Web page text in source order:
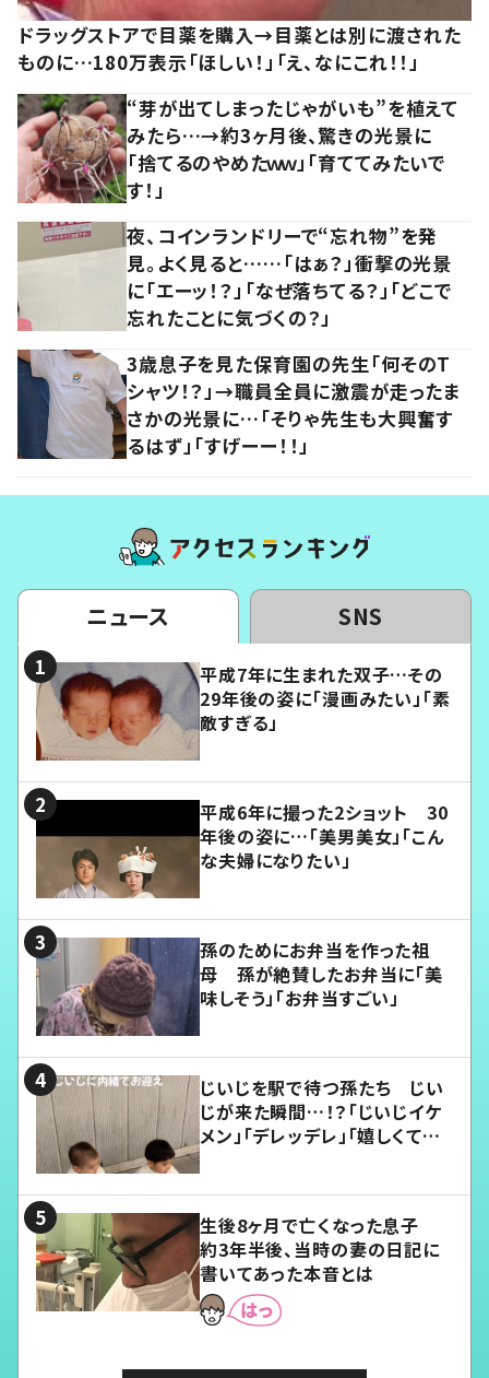
ドラッグストアで目薬を購入→目薬とは別に渡された
ものに…180万表示「ほしい！」「え、なにこれ！！」
“芽が出てしまったじゃがいも”を植えて
みたら…→約3ヶ月後、驚きの光景に
「捨てるのやめたｗｗ」「育ててみたいで
す！」
夜、コインランドリーで“忘れ物”を発
見。よく見ると……「はぁ？」衝撃の光景
に「エーッ！？」「なぜ落ちてる？」「どこで
忘れたことに気づくの？」
3歳息子を見た保育園の先生「何そのT
シャツ！？」→職員全員に激震が走ったま
さかの光景に…「そりゃ先生も大興奮す
るはず」「すげーー！！」
ニュース SNS
平成7年に生まれた双子…その
29年後の姿に「漫画みたい」「素
敵すぎる」
平成6年に撮った2ショット 30
年後の姿に…「美男美女」「こん
な夫婦になりたい」
孫のためにお弁当を作った祖
母 孫が絶賛したお弁当に「美
味しそう」「お弁当すごい」
じいじを駅で待つ孫たち じい
じが来た瞬間…！？「じいじイケ
メン」「デレッデレ」「嬉しくて可
生後8ヶ月で亡くなった息子
約3年半後、当時の妻の日記に
書いてあった本音とは